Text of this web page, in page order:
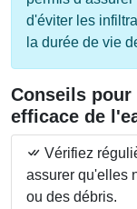
d'éviter les
la durée de vie
Conseils pour
efficace de
Vérifiez
assurer qu'elles
ou des débris.